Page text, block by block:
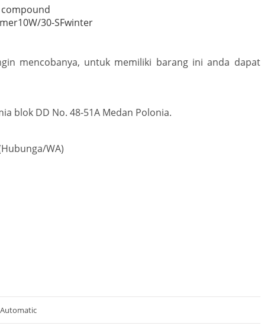
30-SFwinter
mencobanya, untuk memiliki barang ini anda dapat
blok DD No. 48-51A Medan Polonia.
WA)